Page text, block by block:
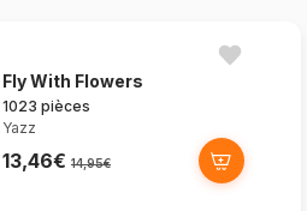
Fly With Flowers
1023 pièces
Yazz
13,46€ 14,95€